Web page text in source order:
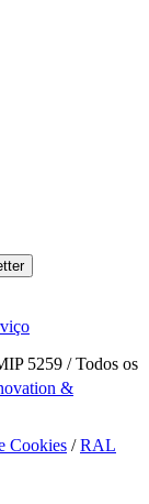
5259 / Todos os
&
Cookies /RAL